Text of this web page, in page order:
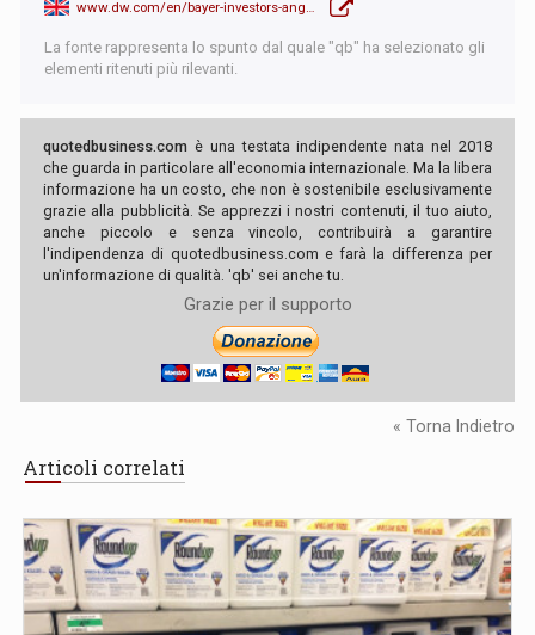
La fonte rappresenta lo spunto dal quale "qb" ha selezionato gli
elementi ritenuti più rilevanti.
quotedbusiness.com è una testata indipendente nata nel 2018
che guarda in particolare all'economia internazionale. Ma la libera
informazione ha un costo, che non è sostenibile esclusivamente
grazie alla pubblicità. Se apprezzi i nostri contenuti, il tuo aiuto,
anche piccolo e senza vincolo, contribuirà a garantire
l'indipendenza di quotedbusiness.com e farà la differenza per
un'informazione di qualità. 'qb' sei anche tu.
Grazie per il supporto
« Torna Indietro
Articoli correlati